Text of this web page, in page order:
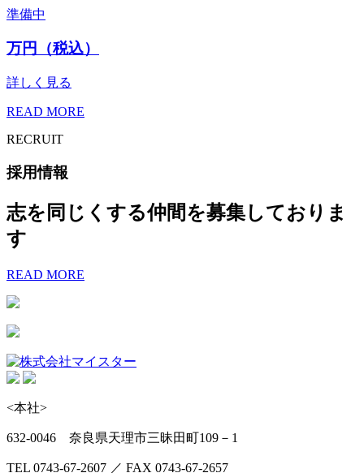
準備中
万円（税込）
詳しく見る
READ MORE
RECRUIT
採用情報
志を同じくする仲間を募集しておりま
す
READ MORE
<本社>
632-0046 奈良県天理市三昧田町109－1
TEL 0743-67-2607 ／ FAX 0743-67-2657